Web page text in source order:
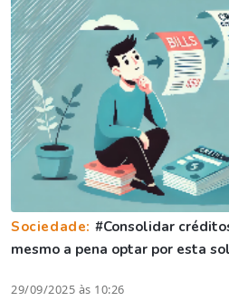
Sociedade: #Consolidar
mesmo a pena optar por esta
29/09/2025 às 10:26